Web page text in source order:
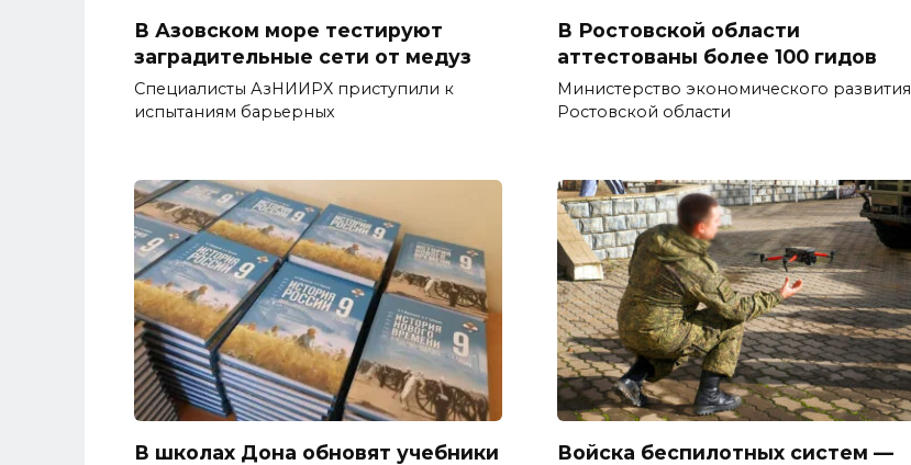
В Азовском море тестируют
заградительные сети от медуз
Специалисты АзНИИРХ приступили к
испытаниям барьерных
В Ростовской области
аттестованы более 100 гидов
Министерство экономического развития
Ростовской области
В школах Дона обновят учебники
Войска беспилотных систем —